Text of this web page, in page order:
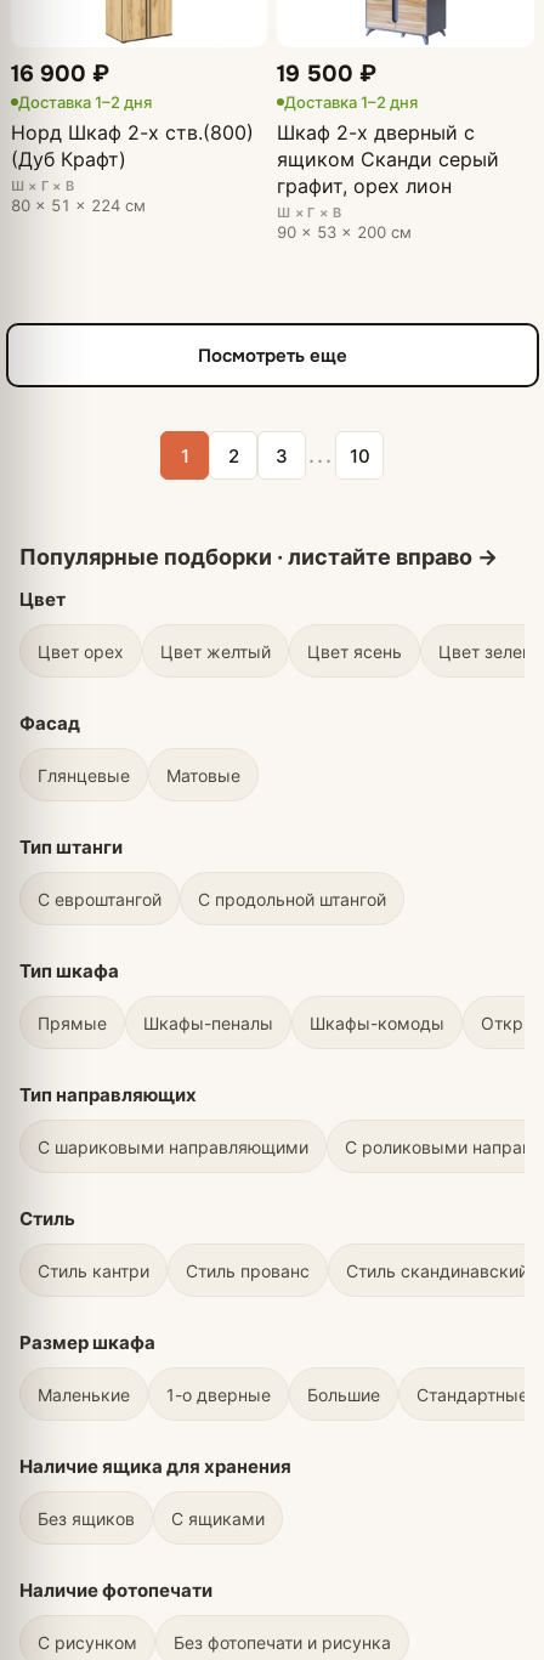
16 900 ₽
Доставка 1–2 дня
Норд Шкаф 2-х ств.(800)
(Дуб Крафт)
Ш × Г × В
80 × 51 × 224 см
19 500 ₽
Доставка 1–2 дня
Шкаф 2-х дверный с
ящиком Сканди серый
графит, орех лион
Ш × Г × В
90 × 53 × 200 см
Посмотреть еще
1 2 3 ... 10
Цвет
Цвет орех Цвет желтый Цвет ясень Цвет
Фасад
Глянцевые Матовые
Тип штанги
С евроштангой С продольной штангой
Тип шкафа
Прямые Шкафы-пеналы Шкафы-комоды
Тип направляющих
С шариковыми направляющими С роликовыми
Стиль
Стиль кантри Стиль прованс Стиль скандинавский
Размер шкафа
Маленькие 1-о дверные Большие Стандартные
Наличие ящика для хранения
Без ящиков С ящиками
Наличие фотопечати
С рисунком Без фотопечати и рисунка